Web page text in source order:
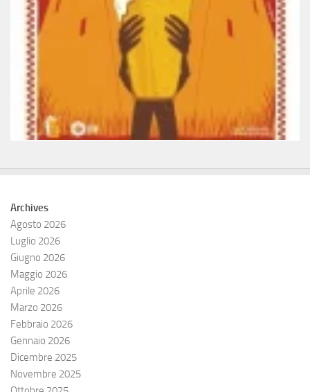
Archives
Agosto 2026
Luglio 2026
Giugno 2026
Maggio 2026
Aprile 2026
Marzo 2026
Febbraio 2026
Gennaio 2026
Dicembre 2025
Novembre 2025